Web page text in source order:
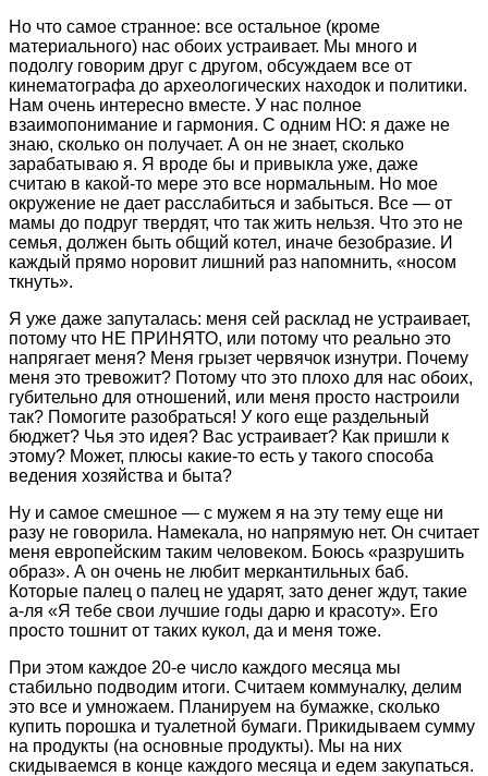
Но что самое странное: все остальное (кроме
материального) нас обоих устраивает. Мы много и
подолгу говорим друг с другом, обсуждаем все от
кинематографа до археологических находок и политики.
Нам очень интересно вместе. У нас полное
взаимопонимание и гармония. С одним НО: я даже не
знаю, сколько он получает. А он не знает, сколько
зарабатываю я. Я вроде бы и привыкла уже, даже
считаю в какой-то мере это все нормальным. Но мое
окружение не дает расслабиться и забыться. Все — от
мамы до подруг твердят, что так жить нельзя. Что это не
семья, должен быть общий котел, иначе безобразие. И
каждый прямо норовит лишний раз напомнить, «носом
ткнуть».
Я уже даже запуталась: меня сей расклад не устраивает,
потому что НЕ ПРИНЯТО, или потому что реально это
напрягает меня? Меня грызет червячок изнутри. Почему
меня это тревожит? Потому что это плохо для нас обоих,
губительно для отношений, или меня просто настроили
так? Помогите разобраться! У кого еще раздельный
бюджет? Чья это идея? Вас устраивает? Как пришли к
этому? Может, плюсы какие-то есть у такого способа
ведения хозяйства и быта?
Ну и самое смешное — с мужем я на эту тему еще ни
разу не говорила. Намекала, но напрямую нет. Он считает
меня европейским таким человеком. Боюсь «разрушить
образ». А он очень не любит меркантильных баб.
Которые палец о палец не ударят, зато денег ждут, такие
а-ля «Я тебе свои лучшие годы дарю и красоту». Его
просто тошнит от таких кукол, да и меня тоже.
При этом каждое 20-е число каждого месяца мы
стабильно подводим итоги. Считаем коммуналку, делим
это все и умножаем. Планируем на бумажке, сколько
купить порошка и туалетной бумаги. Прикидываем сумму
на продукты (на основные продукты). Мы на них
скидываемся в конце каждого месяца и едем закупаться.